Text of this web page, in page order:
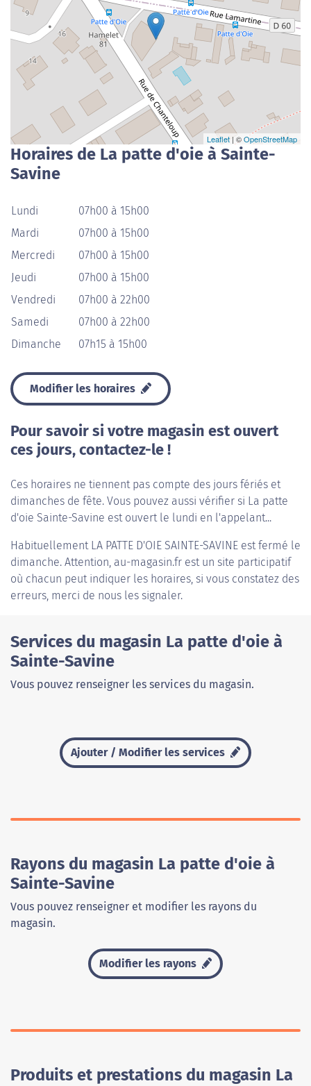
Leaflet | ©OpenStreetMap
Horaires de La patte d'oie à Sainte-
Savine
Lundi
07h00 à 15h00
Mardi
07h00 à 15h00
Mercredi
07h00 à 15h00
Jeudi
07h00 à 15h00
Vendredi
07h00 à 22h00
Samedi
07h00 à 22h00
Dimanche
07h15 à 15h00
Modifier les horaires
Pour savoir si votre magasin est ouvert
ces jours, contactez-le !
Ces horaires ne tiennent pas compte des jours fériés et
dimanches de fête. Vous pouvez aussi vérifier si La patte
d'oie Sainte-Savine est ouvert le lundi en l'appelant...
Habituellement LA PATTE D'OIE SAINTE-SAVINE est fermé le
dimanche. Attention, au-magasin.fr est un site participatif
où chacun peut indiquer les horaires, si vous constatez des
erreurs, merci de nous les signaler.
Services du magasin La patte d'oie à
Sainte-Savine
Vous pouvez renseigner les services du magasin.
Ajouter / Modifier les services
Rayons du magasin La patte d'oie à
Sainte-Savine
Vous pouvez renseigner et modifier les rayons du
magasin.
Modifier les rayons
Produits et prestations du magasin La